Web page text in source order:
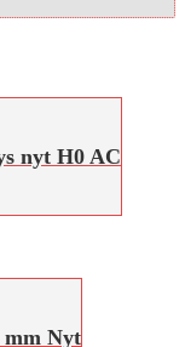
nyt H0 AC
mm Nyt